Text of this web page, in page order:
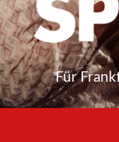
Für